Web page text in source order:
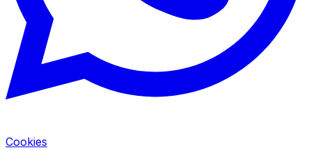
Cookies